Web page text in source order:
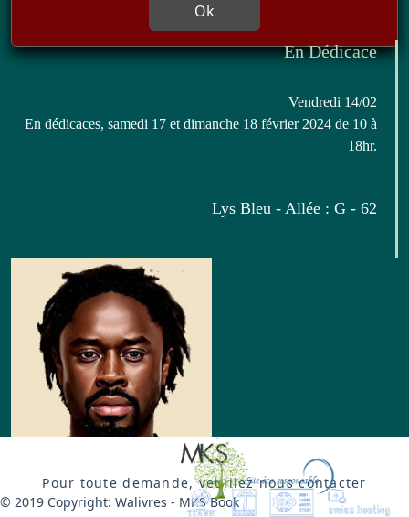
Ok
En Dédicace
Vendredi 14/02
En dédicaces, samedi 17 et dimanche 18 février 2024 de 10 à
18hr.
Lys Bleu - Allée : G - 62
Bikuki Makési
Pour toute demande, veuillez nous contacter
© 2019 Copyright: Walivres - MKS Book